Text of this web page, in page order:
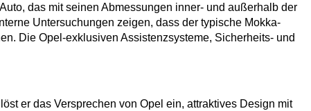
das mit seinen Abmessungen inner- und außerhalb der
Untersuchungen zeigen, dass der typische Mokka-
Die Opel-exklusiven Assistenzsysteme, Sicherheits- und
er das Versprechen von Opel ein, attraktives Design mit